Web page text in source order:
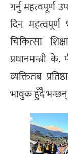
गर्नु महत्वपूर्ण
दिन महत्वपूर्ण
चिकित्सा
प्रधानमन्त्री
व्यक्तितब
भावुक हुँदै